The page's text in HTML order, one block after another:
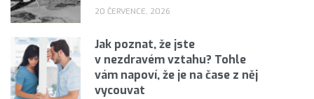
20 ČERVENCE, 2026
Jak poznat, že jste
v nezdravém vztahu? Tohle
vám napoví, že je na čase z něj
vycouvat